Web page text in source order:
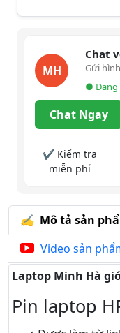
MH
Chat
Gửi
● Đang
Chat Ngay
✔ Kiểm tra
miễn phí
Mô tả sản
Video sản
Laptop Minh Hà
Pin laptop